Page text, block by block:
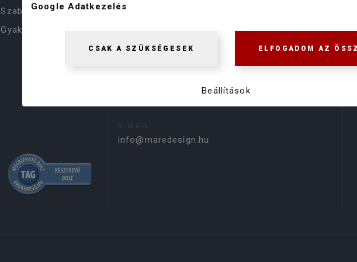
Szabályzat
Gyakori kérdések
6725 Szeged Csókai u. 4.
H-P 9:00-15:00
+36 70 254 14 54
info@maredesign.hu
Google Adatkezelés
CSAK A SZÜKSÉGESEK ELFOGADOM AZ
Beállítások